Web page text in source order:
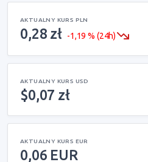
AKTUALNY KURS PLN
0,28 zł -1,19 % (24h)
AKTUALNY KURS USD
$0,07 zł
AKTUALNY KURS EUR
0,06 EUR